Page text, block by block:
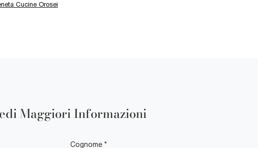
Cucine Orosei
Maggiori Informazioni